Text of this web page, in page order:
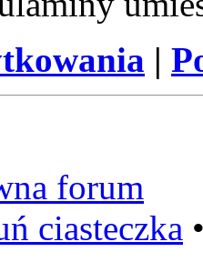
|
forum
ciasteczka